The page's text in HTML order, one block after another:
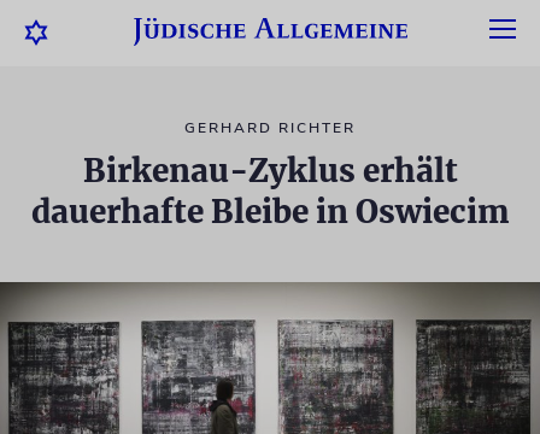
GERHARD RICHTER
Birkenau-Zyklus erhält
dauerhafte Bleibe in Oswiecim